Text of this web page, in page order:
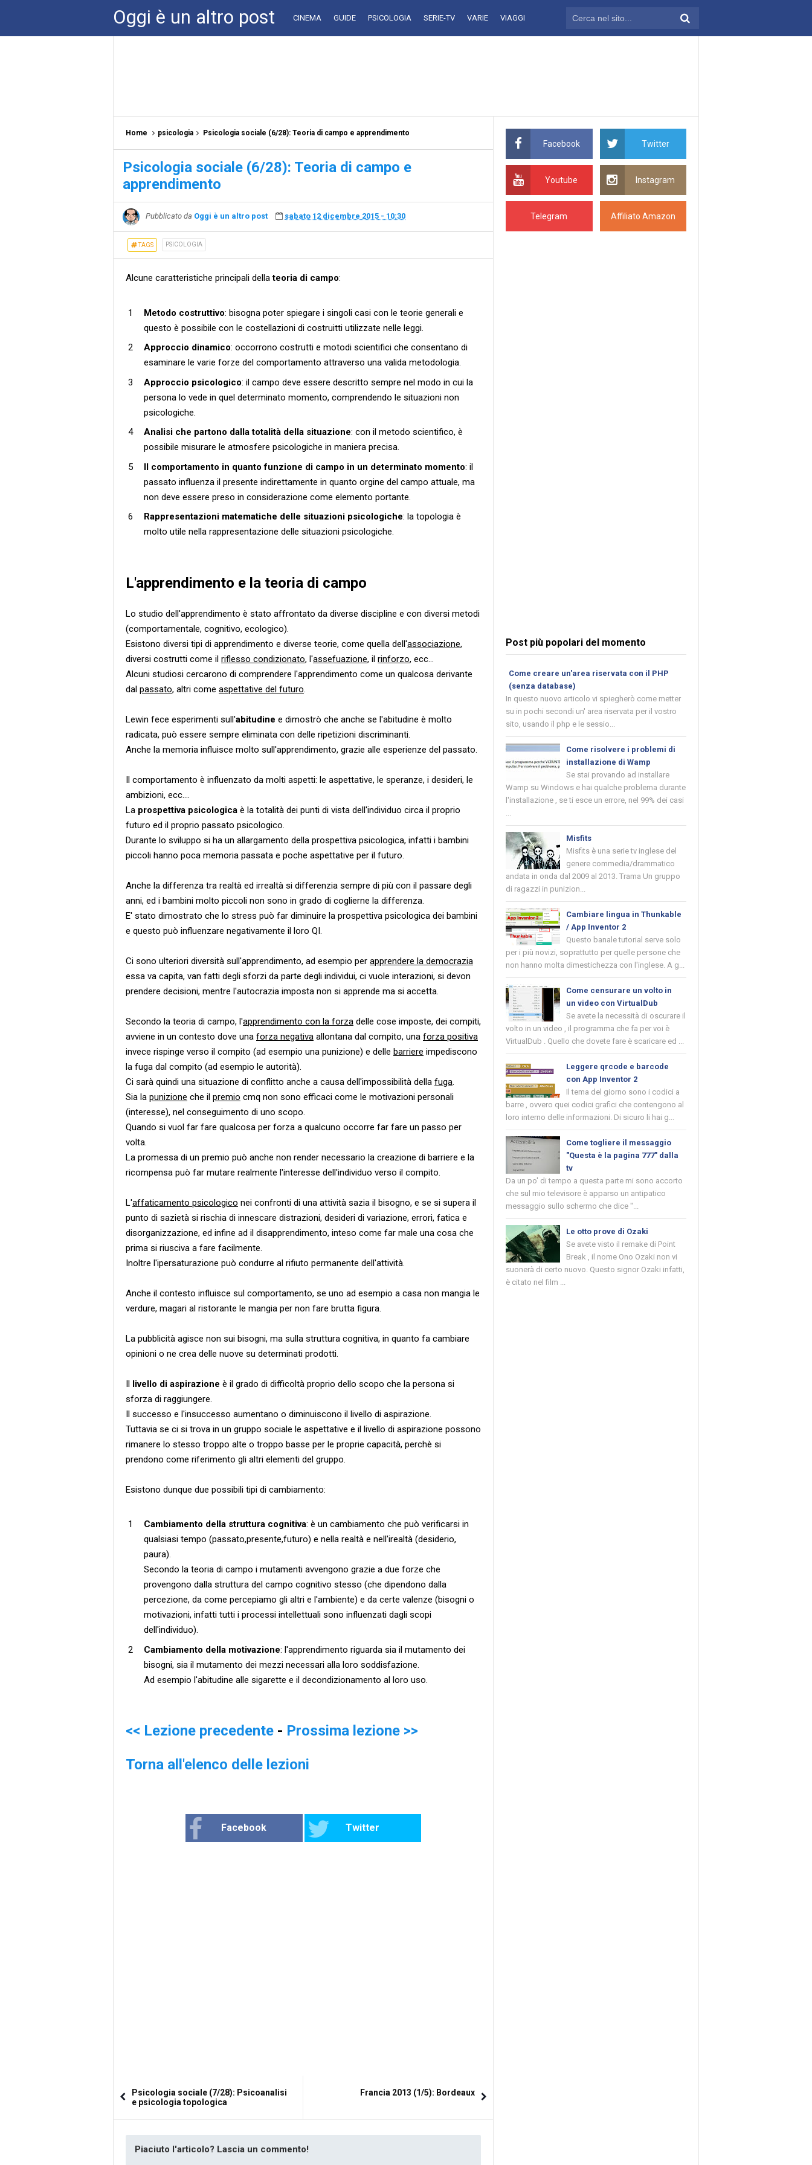
Oggi è un altro post CINEMA GUIDE PSICOLOGIA SERIE-TV VARIE VIAGGI
Home psicologia Psicologia sociale (6/28): Teoria di campo e apprendimento
Psicologia sociale (6/28): Teoria di campo e
apprendimento
Pubblicato da Oggi è un altro post sabato 12 dicembre 2015 - 10:30
TAGS PSICOLOGIA
Alcune caratteristiche principali dellateoria di campo:
Metodo costruttivo: bisogna poter spiegare i singoli casi con le teorie generali e
questo è possibile con le costellazioni di costruitti utilizzate nelle leggi.
Approccio dinamico: occorrono costrutti e motodi scientifici che consentano di
esaminare le varie forze del comportamento attraverso una valida metodologia.
Approccio psicologico: il campo deve essere descritto sempre nel modo in cui la
persona lo vede in quel determinato momento, comprendendo le situazioni non
psicologiche.
Analisi che partono dalla totalità della situazione: con il metodo scientifico, è
possibile misurare le atmosfere psicologiche in maniera precisa.
Il comportamento in quanto funzione di campo in un determinato momento: il
passato influenza il presente indirettamente in quanto orgine del campo attuale, ma
non deve essere preso in considerazione come elemento portante.
Rappresentazioni matematiche delle situazioni psicologiche: la topologia è
molto utile nella rappresentazione delle situazioni psicologiche.
L'apprendimento e la teoria di campo
Lo studio dell'apprendimento è stato affrontato da diverse discipline e con diversi metodi
(comportamentale, cognitivo, ecologico).
Esistono diversi tipi di apprendimento e diverse teorie, come quella dell'associazione,
diversi costrutti come il riflesso condizionato, l'assefuazione, il rinforzo, ecc...
Alcuni studiosi cercarono di comprendere l'apprendimento come un qualcosa derivante
dal passato, altri come aspettative del futuro
Lewin fece esperimenti sull'abitudine e dimostrò che anche se l'abitudine è molto
radicata, può essere sempre eliminata con delle ripetizioni discriminanti.
Anche la memoria influisce molto sull'apprendimento, grazie alle esperienze del passato.
Il comportamento è influenzato da molti aspetti: le aspettative, le speranze, i desideri, le
ambizioni, ecc....
La prospettiva psicologica è la totalità dei punti di vista dell'individuo circa il proprio
futuro ed il proprio passato psicologico.
Durante lo sviluppo si ha un allargamento della prospettiva psicologica, infatti i bambini
piccoli hanno poca memoria passata e poche aspettative per il futuro.
Anche la differenza tra realtà ed irrealtà si differenzia sempre di più con il passare degli
anni, ed i bambini molto piccoli non sono in grado di coglierne la differenza.
E' stato dimostrato che lo stress può far diminuire la prospettiva psicologica dei bambini
e questo può influenzare negativamente il loro QI.
Ci sono ulteriori diversità sull'apprendimento, ad esempio per apprendere la democrazia
essa va capita, van fatti degli sforzi da parte degli individui, ci vuole interazioni, si devon
prendere decisioni, mentre l'autocrazia imposta non si apprende ma si accetta.
Secondo la teoria di campo, l'apprendimento con la forza delle cose imposte, dei compiti,
avviene in un contesto dove una forza negativa allontana dal compito, una forza positiva
invece rispinge verso il compito (ad esempio una punizione) e delle barriere impediscono
la fuga dal compito (ad esempio le autorità).
Ci sarà quindi una situazione di conflitto anche a causa dell'impossibilità della fuga
Sia la punizione che il premio cmq non sono efficaci come le motivazioni personali
(interesse), nel conseguimento di uno scopo.
Quando si vuol far fare qualcosa per forza a qualcuno occorre far fare un passo per
volta.
La promessa di un premio può anche non render necessario la creazione di barriere e la
ricompensa può far mutare realmente l'interesse dell'individuo verso il compito.
L'affaticamento psicologico nei confronti di una attività sazia il bisogno, e se si supera il
punto di sazietà si rischia di innescare distrazioni, desideri di variazione, errori, fatica e
disorganizzazione, ed infine ad il disapprendimento, inteso come far male una cosa che
prima si riusciva a fare facilmente.
Inoltre l'ipersaturazione può condurre al rifiuto permanente dell'attività.
Anche il contesto influisce sul comportamento, se uno ad esempio a casa non mangia le
verdure, magari al ristorante le mangia per non fare brutta figura.
La pubblicità agisce non sui bisogni, ma sulla struttura cognitiva, in quanto fa cambiare
opinioni o ne crea delle nuove su determinati prodotti.
Il livello di aspirazione è il grado di difficoltà proprio dello scopo che la persona si
sforza di raggiungere.
Il successo e l'insuccesso aumentano o diminuiscono il livello di aspirazione.
Tuttavia se ci si trova in un gruppo sociale le aspettative e il livello di aspirazione possono
rimanere lo stesso troppo alte o troppo basse per le proprie capacità, perchè si
prendono come riferimento gli altri elementi del gruppo.
Esistono dunque due possibili tipi di cambiamento:
Cambiamento della struttura cognitiva: è un cambiamento che può verificarsi in
qualsiasi tempo (passato,presente,futuro) e nella realtà e nell'irealtà (desiderio,
paura).
Secondo la teoria di campo i mutamenti avvengono grazie a due forze che
provengono dalla struttura del campo cognitivo stesso (che dipendono dalla
percezione, da come percepiamo gli altri e l'ambiente) e da certe valenze (bisogni o
motivazioni, infatti tutti i processi intellettuali sono influenzati dagli scopi
dell'individuo).
Cambiamento della motivazione: l'apprendimento riguarda sia il mutamento dei
bisogni, sia il mutamento dei mezzi necessari alla loro soddisfazione.
Ad esempio l'abitudine alle sigarette e il decondizionamento al loro uso.
<< Lezione precedente - Prossima lezione >>
Torna all'elenco delle lezioni
Facebook Twitter
Psicologia sociale (7/28): Psicoanalisi
e psicologia topologica
Francia 2013 (1/5): Bordeaux
Piaciuto l'articolo? Lascia un commento!
Facebook Twitter
Youtube Instagram
Telegram Affiliato Amazon
Post più popolari del momento
Come creare un'area riservata con il PHP
(senza database)
In questo nuovo articolo vi spiegherò come metter
su in pochi secondi un' area riservata per il vostro
sito, usando il php e le sessio...
Come risolvere i problemi di
installazione di Wamp
Se stai provando ad installare
Wamp su Windows e hai qualche problema durante
l'installazione , se ti esce un errore, nel 99% dei casi
...
Misfits
Misfits è una serie tv inglese del
genere commedia/drammatico
andata in onda dal 2009 al 2013. Trama Un gruppo
di ragazzi in punizion...
Cambiare lingua in Thunkable
/ App Inventor 2
Questo banale tutorial serve solo
per i più novizi, soprattutto per quelle persone che
non hanno molta dimestichezza con l'inglese. A g...
Come censurare un volto in
un video con VirtualDub
Se avete la necessità di oscurare il
volto in un video , il programma che fa per voi è
VirtualDub . Quello che dovete fare è scaricare ed ...
Leggere qrcode e barcode
con App Inventor 2
Il tema del giorno sono i codici a
barre , ovvero quei codici grafici che contengono al
loro interno delle informazioni. Di sicuro li hai g...
Come togliere il messaggio
"Questa è la pagina 777" dalla
tv
Da un po' di tempo a questa parte mi sono accorto
che sul mio televisore è apparso un antipatico
messaggio sullo schermo che dice "...
Le otto prove di Ozaki
Se avete visto il remake di Point
Break , il nome Ono Ozaki non vi
suonerà di certo nuovo. Questo signor Ozaki infatti,
è citato nel film ...